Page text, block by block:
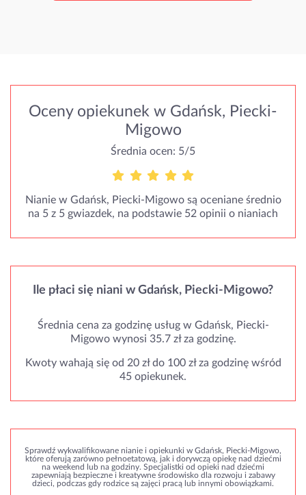
Oceny opiekunek w Gdańsk, Piecki-
Migowo
Średnia ocen: 5/5
Nianie w Gdańsk, Piecki-Migowo są oceniane średnio
na 5 z 5 gwiazdek, na podstawie 52 opinii o nianiach
Ile płaci się niani w Gdańsk, Piecki-Migowo?
Średnia cena za godzinę usług w Gdańsk, Piecki-
Migowo wynosi 35.7 zł za godzinę.
Kwoty wahają się od 20 zł do 100 zł za godzinę wśród
45 opiekunek.
Sprawdź wykwalifikowane nianie i opiekunki w Gdańsk, Piecki-Migowo,
które oferują zarówno pełnoetatową, jak i dorywczą opiekę nad dziećmi
na weekend lub na godziny. Specjalistki od opieki nad dziećmi
zapewniają bezpieczne i kreatywne środowisko dla rozwoju i zabawy
dzieci, podczas gdy rodzice są zajęci pracą lub innymi obowiązkami.